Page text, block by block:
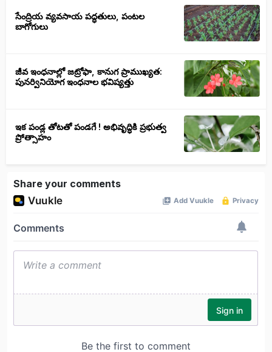
సేంద్రియ వ్యవసాయ పద్ధతులు, పంటల
బాగోగులు
జీవ ఇంధనాల్లో జట్రోఫా, కానుగ ప్రాముఖ్యత:
పునర్వినియోగ ఇంధనాల భవిష్యత్తు
ఇక పండ్ల తోటతో పండగే ! అభివృద్ధికి ప్రభుత్వ
ప్రోత్సాహం
Share your comments